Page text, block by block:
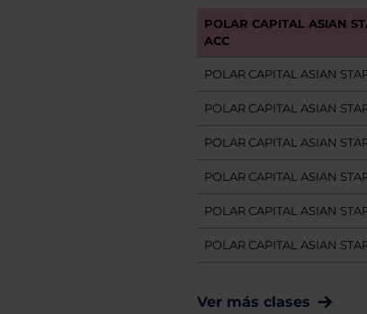
POLAR CAPITAL ASIAN
ACC
POLAR CAPITAL ASIAN
POLAR CAPITAL ASIAN
POLAR CAPITAL ASIAN
POLAR CAPITAL ASIAN
POLAR CAPITAL ASIAN
POLAR CAPITAL ASIAN
Ver más clases